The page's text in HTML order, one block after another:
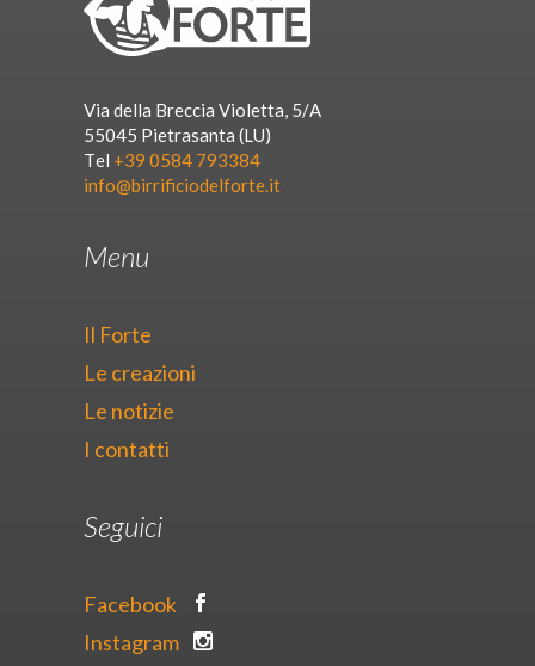
Via della Breccia Violetta, 5/A
55045 Pietrasanta (LU)
Tel +39 0584 793384
info@birrificiodelforte.it
Menu
Il Forte
Le creazioni
Le notizie
I contatti
Seguici
Facebook
Instagram